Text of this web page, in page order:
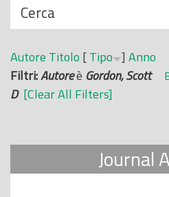
N
a
s
c
o
n
i
Cerca
Autore Titolo [Tipo ] Anno
Filtri:Autoreè Gordon, Scott
D [Clear All Filters]
Journal